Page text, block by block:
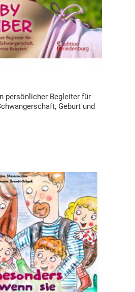
persönlicher Begleiter für
Geburt und